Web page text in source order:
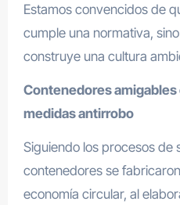
Estamos convencidos de
cumple una normativa,
construye una cultura
Contenedores amigables
medidas antirrobo
Siguiendo los procesos de
contenedores se
economía circular, al